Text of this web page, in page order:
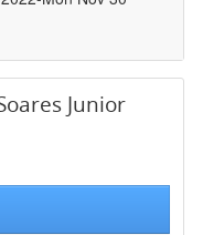
Junior